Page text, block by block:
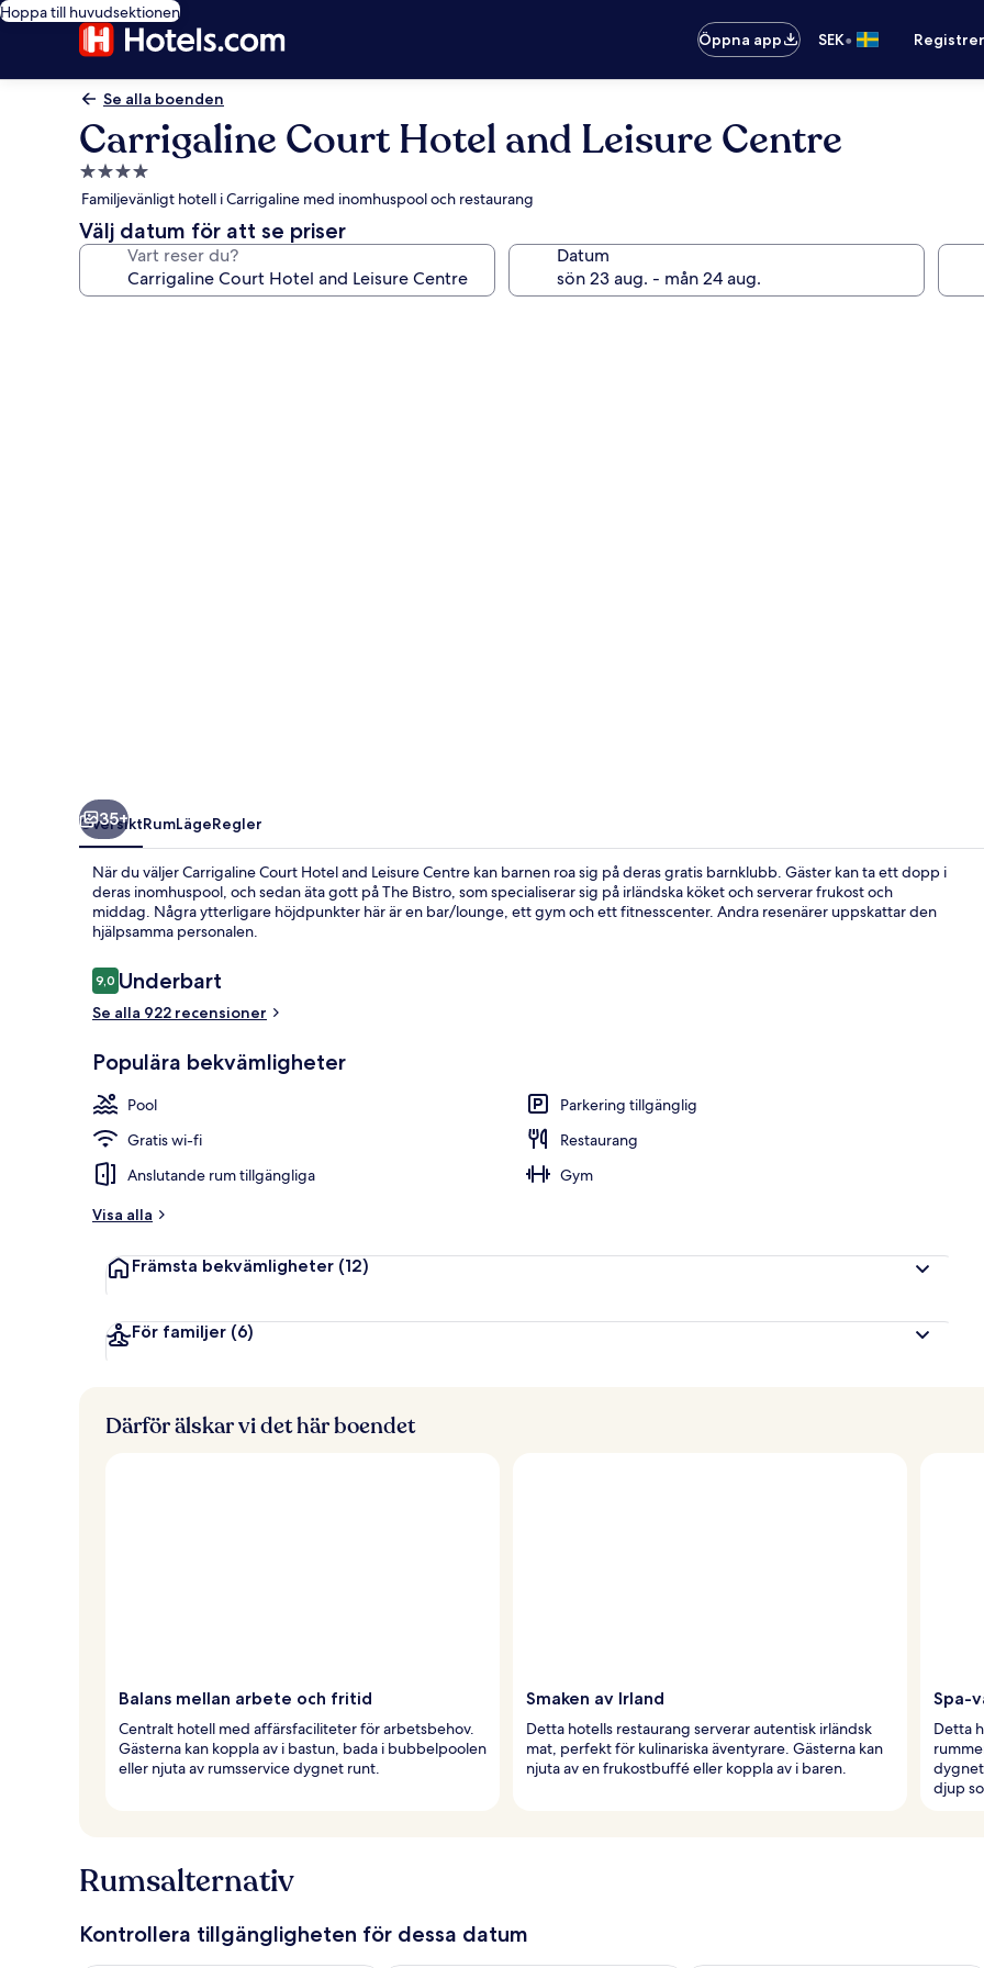
Hoppa till huvudsektionen
Öppna app
SEK•
Se alla boenden
Carrigaline Court Hotel and Leisure Centre
4.0-
stjärnigt
boende
Familjevänligt hotell i Carrigaline med inomhuspool och restaurang
Välj datum för att se priser
Vart reser du? Datum
35+
ÖversiktRumLägeRegler
När du väljer Carrigaline Court Hotel and Leisure Centre kan barnen roa sig på deras gratis barnklubb. Gäster kan ta ett dopp i
deras inomhuspool, och sedan äta gott på The Bistro, som specialiserar sig på irländska köket och serverar frukost och
middag. Några ytterligare höjdpunkter här är en bar/lounge, ett gym och ett fitnesscenter. Andra resenärer uppskattar den
hjälpsamma personalen.
Recensioner
9,09,0 av 10,
Underbart
Se alla 922 recensioner
Populära bekvämligheter
Pool
Parkering tillgänglig
Gratis wi-fi
Restaurang
Anslutande rum tillgängliga
Gym
Visa alla
Främsta bekvämligheter (12)
För familjer (6)
Därför älskar vi det här boendet
Balans mellan arbete och fritid
Centralt hotell med affärsfaciliteter för arbetsbehov.
Gästerna kan koppla av i bastun, bada i bubbelpoolen
eller njuta av rumsservice dygnet runt.
Smaken av Irland
Detta hotells restaurang serverar autentisk irländsk
mat, perfekt för kulinariska äventyrare. Gästerna kan
njuta av en frukostbuffé eller koppla av i baren.
Spa-
Detta
djup
Rumsalternativ
Kontrollera tillgängligheten för dessa datum